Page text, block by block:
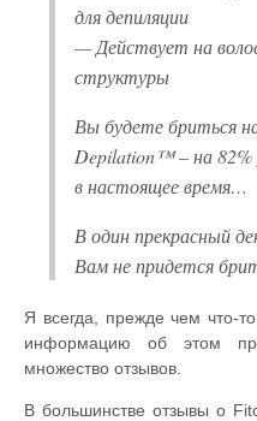
для депиляции
— Действует на
структуры
Вы будете бриться
Depilation™ – на
в настоящее время…
В один прекрасный
Вам не придется
Я всегда, прежде чем что-
информацию об этом
множество отзывов.
В большинстве отзывы о